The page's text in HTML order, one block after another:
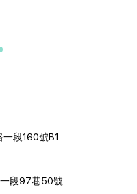
段160號B1
段97巷50號